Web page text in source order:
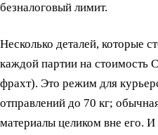
безналоговый лимит.
Несколько деталей, которые
каждой партии на стоимость
фрахт). Это режим для
отправлений до 70 кг;
материалы целиком вне его.